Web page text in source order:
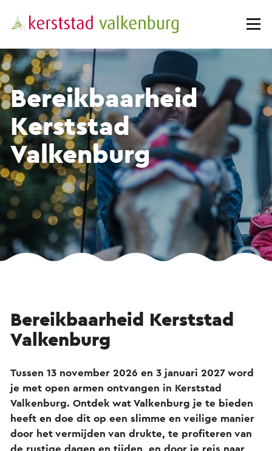
Bereikbaarheid
Kerststad
Valkenburg
Bereikbaarheid Kerststad
Valkenburg
Tussen 13 november 2026 en 3 januari 2027 word
je met open armen ontvangen in Kerststad
Valkenburg. Ontdek wat Valkenburg je te bieden
heeft en doe dit op een slimme en veilige manier
door het vermijden van drukte, te profiteren van
de rustige dagen en tijden, en door je reis naar